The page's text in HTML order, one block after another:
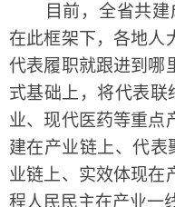
目前，全省共建
在此框架下，各地人
代表履职就跟进到哪
式基础上，将代表联
业、现代医药等重点
建在产业链上、代表
业链上、实效体现在
程人民民主在产业一